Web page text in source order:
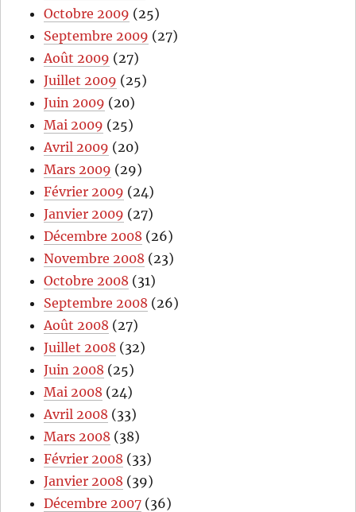
Octobre 2009 (25)
Septembre 2009 (27)
Août 2009 (27)
Juillet 2009 (25)
Juin 2009 (20)
Mai 2009 (25)
Avril 2009 (20)
Mars 2009 (29)
Février 2009 (24)
Janvier 2009 (27)
Décembre 2008 (26)
Novembre 2008 (23)
Octobre 2008 (31)
Septembre 2008 (26)
Août 2008 (27)
Juillet 2008 (32)
Juin 2008 (25)
Mai 2008 (24)
Avril 2008 (33)
Mars 2008 (38)
Février 2008 (33)
Janvier 2008 (39)
Décembre 2007 (36)